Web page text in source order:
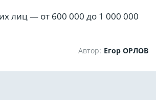
лиц — от 600 000 до 1 000 000
Автор: Егор ОРЛОВ